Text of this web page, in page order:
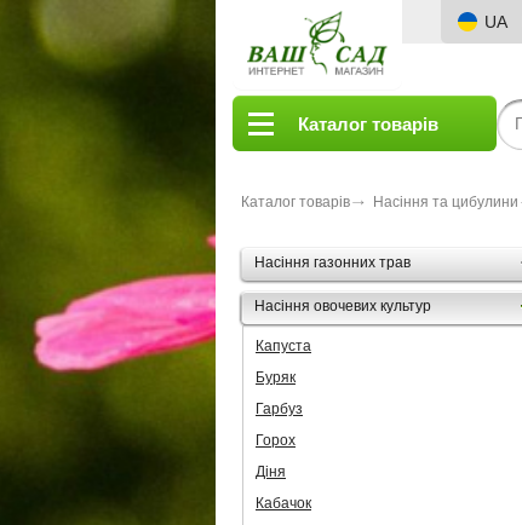
UA
Каталог товарів
Каталог товарів Насіння та цибулини
Насіння газонних трав
Насіння овочевих культур
Капуста
Буряк
Гарбуз
Горох
Діня
Кабачок